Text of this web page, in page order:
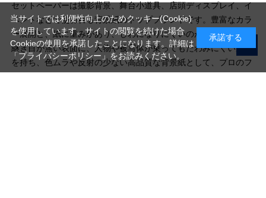
セットペーパーは撮影背景、舞台小道具、店頭ディスプレイ、イ
ベントなどで使われる背景紙のトップブランドです。豊富なカラ
ー展開と、紙に重みがあり、しわになりにくいのが特徴です。
継ぎ目が無い表面に、人物や被写体が乗ってもたわみにくい厚み
を持ち、色ムラや反射の少ない高品質な背景紙として、プロのフ
当サイトでは利便性向上のためクッキー(Cookie)
を使用しています。サイトの閲覧を続けた場合
Cookieの使用を承諾したことになります。詳細は
「プライバシーポリシー」 をお読みください。
承諾する